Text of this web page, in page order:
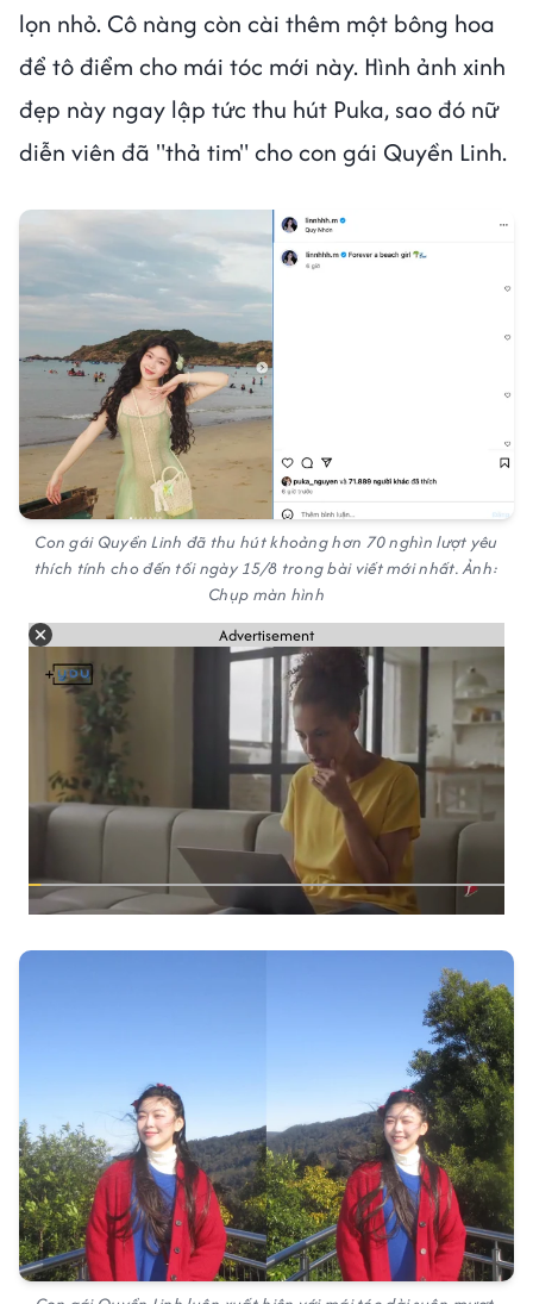
lọn nhỏ. Cô nàng còn cài thêm một bông hoa
để tô điểm cho mái tóc mới này. Hình ảnh xinh
đẹp này ngay lập tức thu hút Puka, sao đó nữ
diễn viên đã "thả tim" cho con gái Quyền Linh.
Con gái Quyền Linh đã thu hút khoảng hơn 70 nghìn lượt yêu
thích tính cho đến tối ngày 15/8 trong bài viết mới nhất. Ảnh:
Chụp màn hình
Advertisement